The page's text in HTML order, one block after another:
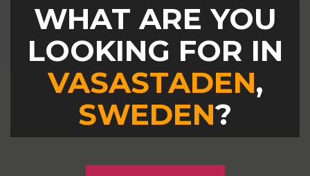
WHAT ARE YOU
LOOKING FOR IN
VASASTADEN,
SWEDEN?